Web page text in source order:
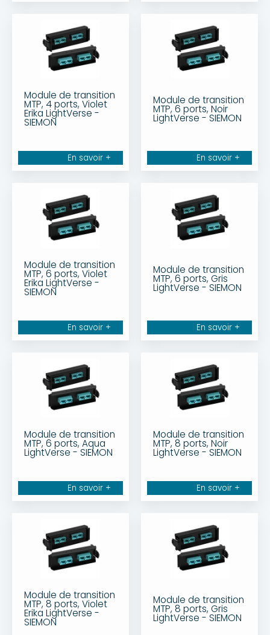
Module de transition
MTP, 4 ports, Violet
Erika LightVerse -
SIEMON
En savoir +
Module de transition
MTP, 6 ports, Noir
LightVerse - SIEMON
En savoir +
Module de transition
MTP, 6 ports, Violet
Erika LightVerse -
SIEMON
En savoir +
Module de transition
MTP, 6 ports, Gris
LightVerse - SIEMON
En savoir +
Module de transition
MTP, 6 ports, Aqua
LightVerse - SIEMON
En savoir +
Module de transition
MTP, 8 ports, Noir
LightVerse - SIEMON
En savoir +
Module de transition
MTP, 8 ports, Violet
Erika LightVerse -
SIEMON
Module de transition
MTP, 8 ports, Gris
LightVerse - SIEMON